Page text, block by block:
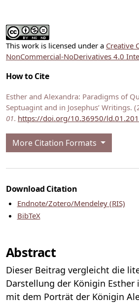
This work is licensed under a Creative
NonCommercial-NoDerivatives 4.0
How to Cite
Esther and Alexandra: Paradigms of
Septuagint and in Josephus’ Writings.
01. https://doi.org/10.36950/
More Citation Formats
Download Citation
Endnote/Zotero/Mendeley (RIS)
BibTeX
Abstract
Dieser Beitrag vergleicht die
Darstellung der Königin Esther
mit dem Porträt der Königin